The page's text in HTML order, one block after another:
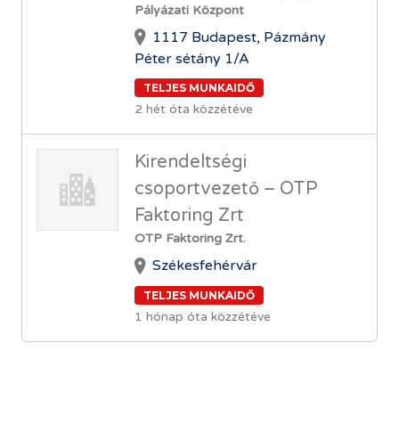
Pályázati Központ
1117 Budapest, Pázmány
Péter sétány 1/A
TELJES MUNKAIDŐ
2 hét óta közzétéve
Kirendeltségi
csoportvezető – OTP
Faktoring Zrt
OTP Faktoring Zrt.
Székesfehérvár
TELJES MUNKAIDŐ
1 hónap óta közzétéve